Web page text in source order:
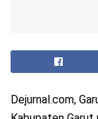
Dejurnal.com,